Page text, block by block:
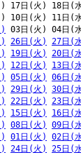
) 17日(火) 18
) 10日(火) 11
03日(火) 04日(
26日(火) 27日(
19日(火) 20日(
12日(火) 13日(
05日(火) 06日(
29日(火) 30日(
22日(火) 23日(
15日(火) 16日(
08日(火) 09日(
01日(火) 02日(
24日(火) 25日(